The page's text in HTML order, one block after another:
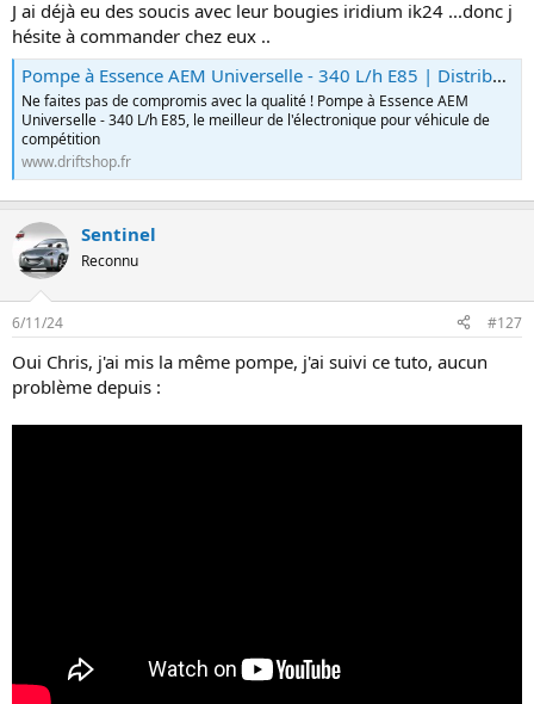
J ai déjà eu des soucis avec leur bougies iridium ik24 ...donc j
hésite à commander chez eux ..
Pompe à Essence AEM Universelle - 340 L/h E85 | Distributeur Officiel AEM, DriftShop.fr
Ne faites pas de compromis avec la qualité ! Pompe à Essence AEM
Universelle - 340 L/h E85, le meilleur de l'électronique pour véhicule de
compétition
www.driftshop.fr
Sentinel
Reconnu
6/11/24 #127
Oui Chris, j'ai mis la même pompe, j'ai suivi ce tuto, aucun
problème depuis :